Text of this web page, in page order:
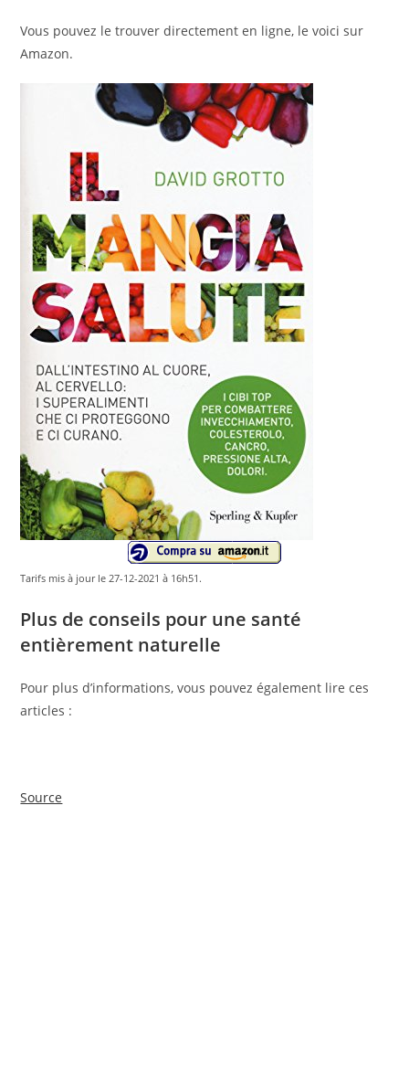
Vous pouvez le trouver directement en ligne, le voici sur
Amazon.
Tarifs mis à jour le 27-12-2021 à 16h51.
Plus de conseils pour une santé
entièrement naturelle
Pour plus d’informations, vous pouvez également lire ces
articles :
Source